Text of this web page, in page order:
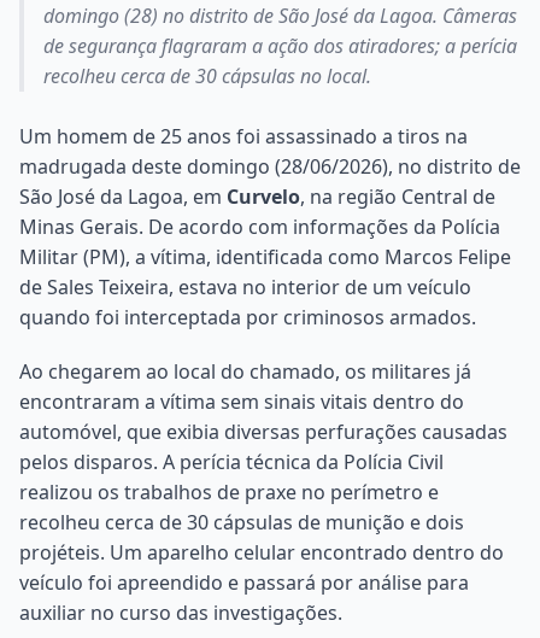
domingo (28) no distrito de São José da Lagoa. Câmeras
de segurança flagraram a ação dos atiradores; a perícia
recolheu cerca de 30 cápsulas no local.
Um homem de 25 anos foi assassinado a tiros na
madrugada deste domingo (28/06/2026), no distrito de
São José da Lagoa, em Curvelo, na região Central de
Minas Gerais. De acordo com informações da Polícia
Militar (PM), a vítima, identificada como Marcos Felipe
de Sales Teixeira, estava no interior de um veículo
quando foi interceptada por criminosos armados.
Ao chegarem ao local do chamado, os militares já
encontraram a vítima sem sinais vitais dentro do
automóvel, que exibia diversas perfurações causadas
pelos disparos. A perícia técnica da Polícia Civil
realizou os trabalhos de praxe no perímetro e
recolheu cerca de 30 cápsulas de munição e dois
projéteis. Um aparelho celular encontrado dentro do
veículo foi apreendido e passará por análise para
auxiliar no curso das investigações.